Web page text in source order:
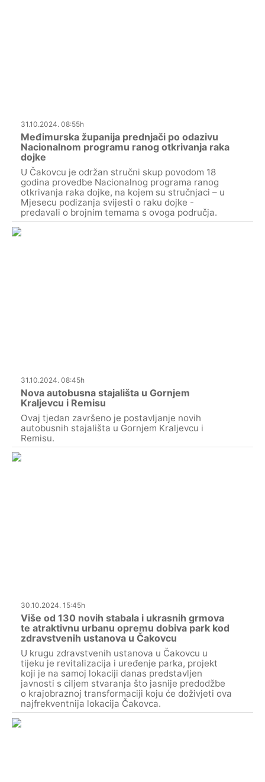
31.10.2024. 08:55h
Međimurska županija prednjači po odazivu
Nacionalnom programu ranog otkrivanja raka
dojke
U Čakovcu je održan stručni skup povodom 18
godina provedbe Nacionalnog programa ranog
otkrivanja raka dojke, na kojem su stručnjaci – u
Mjesecu podizanja svijesti o raku dojke -
predavali o brojnim temama s ovoga područja.
31.10.2024. 08:45h
Nova autobusna stajališta u Gornjem
Kraljevcu i Remisu
Ovaj tjedan završeno je postavljanje novih
autobusnih stajališta u Gornjem Kraljevcu i
Remisu.
30.10.2024. 15:45h
Više od 130 novih stabala i ukrasnih grmova
te atraktivnu urbanu opremu dobiva park kod
zdravstvenih ustanova u Čakovcu
U krugu zdravstvenih ustanova u Čakovcu u
tijeku je revitalizacija i uređenje parka, projekt
koji je na samoj lokaciji danas predstavljen
javnosti s ciljem stvaranja što jasnije predodžbe
o krajobraznoj transformaciji koju će doživjeti ova
najfrekventnija lokacija Čakovca.